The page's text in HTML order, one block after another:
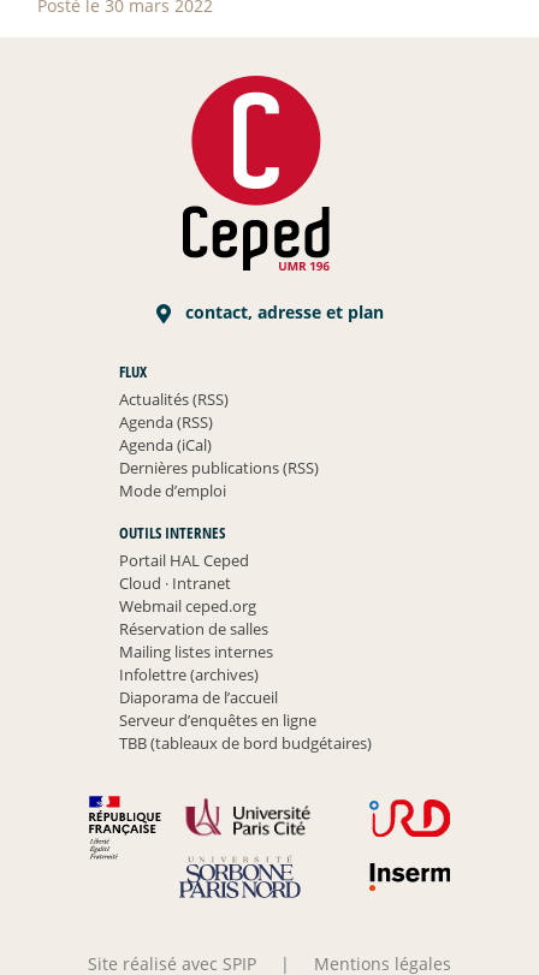
Posté le 30 mars 2022
contact, adresse et plan
FLUX
Actualités (RSS)
Agenda (RSS)
Agenda (iCal)
Dernières publications (RSS)
Mode d’emploi
OUTILS INTERNES
Portail HAL Ceped
Cloud ·Intranet
Webmail ceped.org
Réservation de salles
Mailing listes internes
Infolettre (archives)
Diaporama de l’accueil
Serveur d’enquêtes en ligne
TBB (tableaux de bord budgétaires)
Site réalisé avec SPIP | Mentions légales